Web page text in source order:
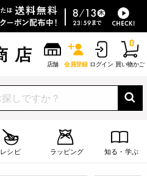
店舗 会員登録 ログイン 買い物かご
0
レシピ ラッピング 知る・学ぶ